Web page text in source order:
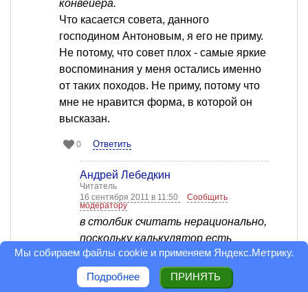
конвейера.
Что касается совета, данного
господином Антоновым, я его не приму.
Не потому, что совет плох - самые яркие
воспоминания у меня остались именно
от таких походов. Не приму, потому что
мне не нравится форма, в которой он
высказан.
0 Ответить
Андрей Лебедкин
Читатель
16 сентября 2011 в 11:50
Сообщить
модератору
в столбик считать нерационально,
поскольку калькулятор есть
В столбик - согласен, а вот в уме
считать - очень полезно. В магазине,
Мы собираем файлы cookie и применяем Яндекс.Метрику.
Подробнее ПРИНЯТЬ